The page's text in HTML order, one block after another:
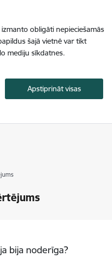
obligāti nepieciešamās
šajā vietnē var tikt
mediju sīkdatnes.
Apstiprināt visas
bija noderīga?